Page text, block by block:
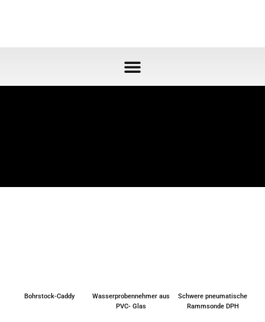
Bohr­stock-Caddy
Was­ser­pro­ben­neh­mer aus
PVC- Glas
Schwe­re pneu­ma­ti­sche
Ramm­son­de DPH